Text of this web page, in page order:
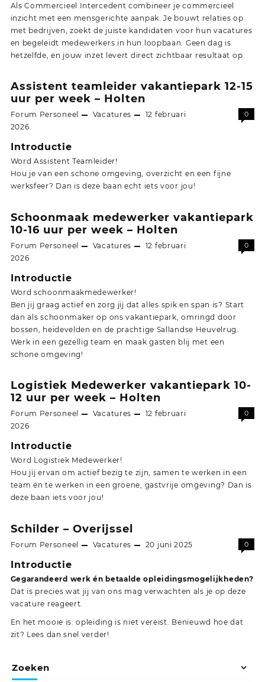
Zoeken
Als Commercieel Intercedent combineer je commercieel
inzicht met een mensgerichte aanpak. Je bouwt relaties op
met bedrijven, zoekt de juiste kandidaten voor hun vacatures
en begeleidt medewerkers in hun loopbaan. Geen dag is
hetzelfde, en jouw inzet levert direct zichtbaar resultaat op.
Assistent teamleider vakantiepark 12-15
uur per week – Holten
Forum Personeel Vacatures
12 februari
2026
0
Introductie
Word Assistent Teamleider!
Hou je van een schone omgeving, overzicht en een fijne
werksfeer? Dan is deze baan echt iets voor jou!
Schoonmaak medewerker vakantiepark
10-16 uur per week – Holten
Forum Personeel Vacatures
12 februari
2026
0
Introductie
Word schoonmaakmedewerker!
Ben jij graag actief en zorg jij dat alles spik en span is? Start
dan als schoonmaker op ons vakantiepark, omringd door
bossen, heidevelden en de prachtige Sallandse Heuvelrug.
Werk in een gezellig team en maak gasten blij met een
schone omgeving!
Logistiek Medewerker vakantiepark 10-
12 uur per week – Holten
Forum Personeel Vacatures
12 februari
2026
0
Introductie
Word Logistiek Medewerker!
Hou jij ervan om actief bezig te zijn, samen te werken in een
team én te werken in een groene, gastvrije omgeving? Dan is
deze baan iets voor jou!
Schilder – Overijssel
Forum Personeel Vacatures 20 juni 2025 0
Introductie
Gegarandeerd werk én betaalde opleidingsmogelijkheden?
Dat is precies wat jij van ons mag verwachten als je op deze
vacature reageert.
En het mooie is: opleiding is niet vereist. Benieuwd hoe dat
zit? Lees dan snel verder!